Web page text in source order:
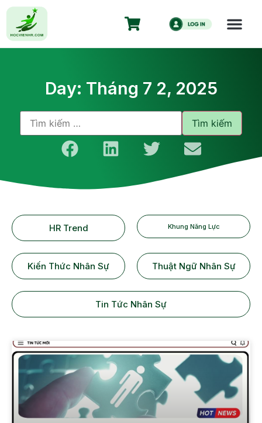
Day: Tháng 7 2, 2025
HR Trend Khung Năng Lực
Kiến Thức Nhân Sự Thuật Ngữ Nhân Sự
Tin Tức Nhân Sự